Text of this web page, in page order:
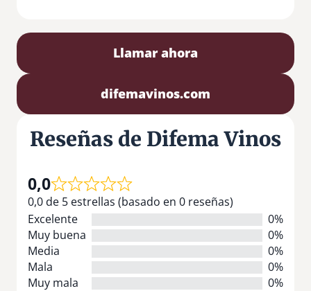
Llamar ahora
difemavinos.com
Reseñas de Difema Vinos
0,0
0,0 de 5 estrellas (basado en 0 reseñas)
Excelente
0%
Muy buena
0%
Media
0%
Mala
0%
Muy mala
0%